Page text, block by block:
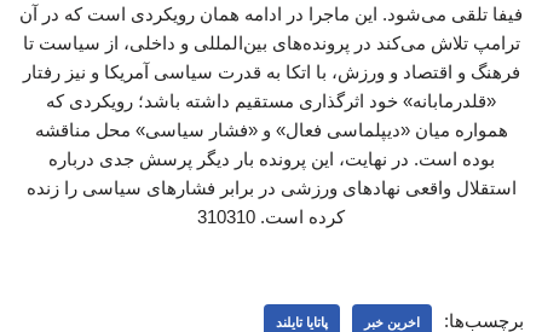
فیفا تلقی می‌شود. این ماجرا در ادامه همان رویکردی است که در آن
ترامپ تلاش می‌کند در پرونده‌های بین‌المللی و داخلی، از سیاست تا
فرهنگ و اقتصاد و ورزش، با اتکا به قدرت سیاسی آمریکا و نیز رفتار
«قلدرمابانه» خود اثرگذاری مستقیم داشته باشد؛ رویکردی که
همواره میان «دیپلماسی فعال» و «فشار سیاسی» محل مناقشه
بوده است. در نهایت، این پرونده بار دیگر پرسش جدی درباره
استقلال واقعی نهادهای ورزشی در برابر فشارهای سیاسی را زنده
کرده است. 310310
برچسب‌ها: اخرین خبر پاتایا تایلند